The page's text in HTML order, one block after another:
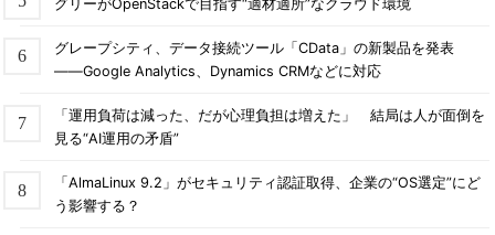
グリーがOpenStackで目指す“適材適所”なクラウド環境
グレープシティ、データ接続ツール「CData」の新製品を発表
――Google Analytics、Dynamics CRMなどに対応
「運用負荷は減った、だが心理負担は増えた」 結局は人が面倒を
見る“AI運用の矛盾”
「AlmaLinux 9.2」がセキュリティ認証取得、企業の“OS選定”にど
う影響する？